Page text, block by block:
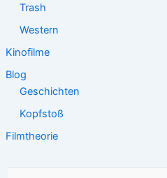
Trash
Western
Kinofilme
Blog
Geschichten
Kopfstoß
Filmtheorie